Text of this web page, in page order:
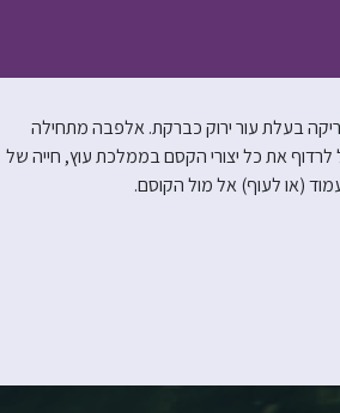
בעלת עור ירוק כברקת. אלפבה מתחילה
את כל יצורי הקסם בממלכת עוץ, חייה של
(או לעוף) אל מול הקוסם.